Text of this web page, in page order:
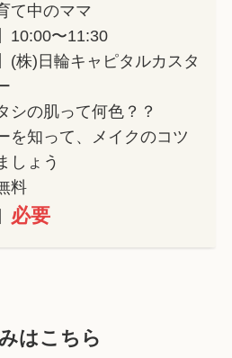
て中のママ
10:00〜11:30
(株)日輪キャピタルカスタ
シの肌って何色？？
を知って、メイクのコツ
しょう
料
必要
はこちら